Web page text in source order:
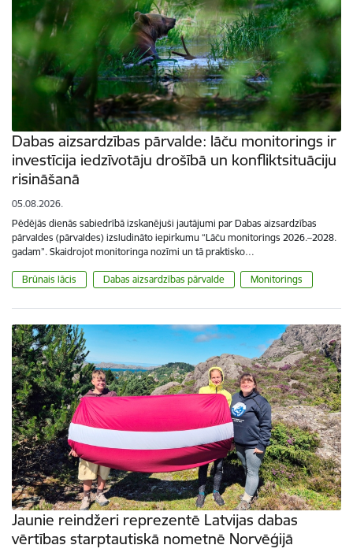
Dabas aizsardzības pārvalde: lāču monitorings ir
investīcija iedzīvotāju drošībā un konfliktsituāciju
risināšanā
05.08.2026.
Pēdējās dienās sabiedrībā izskanējuši jautājumi par Dabas aizsardzības
pārvaldes (pārvaldes) izsludināto iepirkumu “Lāču monitorings 2026.–2028.
gadam”. Skaidrojot monitoringa nozīmi un tā praktisko…
Brūnais lācis Dabas aizsardzības pārvalde Monitorings
Jaunie reindžeri reprezentē Latvijas dabas
vērtības starptautiskā nometnē Norvēģijā